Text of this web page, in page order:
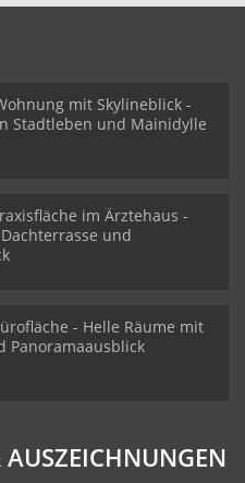
mit Skylineblick -
Stadtleben und Mainidylle
im Ärztehaus -
und
- Helle Räume mit
Panoramaausblick
AUSZEICHNUNGEN